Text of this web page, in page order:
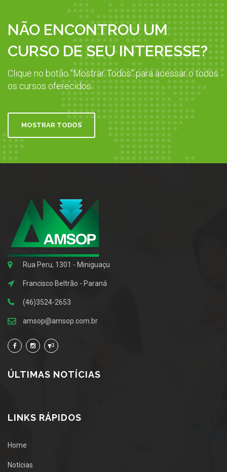
NÃO ENCONTROU UM
CURSO DE SEU INTERESSE?
Clique no botão "Mostrar Todos" para acessar o todos
os cursos oferecidos.
MOSTRAR TODOS
Rua Peru, 1301 - Miniguaçu
Francisco Beltrão - Paraná
(46)3524-2653
amsop@amsop.com.br
ÚLTIMAS NOTÍCIAS
LINKS RÁPIDOS
Home
Notícias